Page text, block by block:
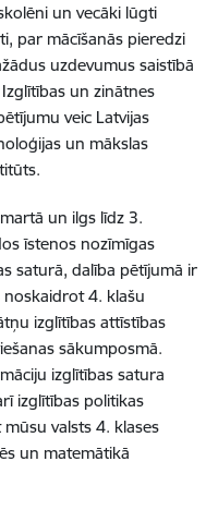
un vecāki lūgti
par mācīšanās pieredzi
uzdevumus saistībā
un zinātnes
veic Latvijas
un mākslas
un ilgs līdz 3.
īstenos nozīmīgas
saturā, dalība pētījumā ir
4. klašu
izglītības attīstības
sākumposmā.
izglītības satura
izglītības politikas
valsts 4. klases
un matemātikā